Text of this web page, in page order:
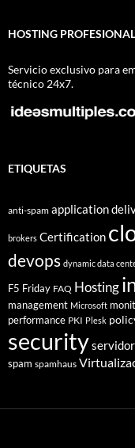
HOSTING PROFESIONAL
Servicio exclusivo para
técnico 24x7.
ETIQUETAS
anti-spam application
brokers Certification
devops dynamic data
F5 Friday FAQ Hosting
management Microsoft
performance PKI Plesk
security
spam spamhaus